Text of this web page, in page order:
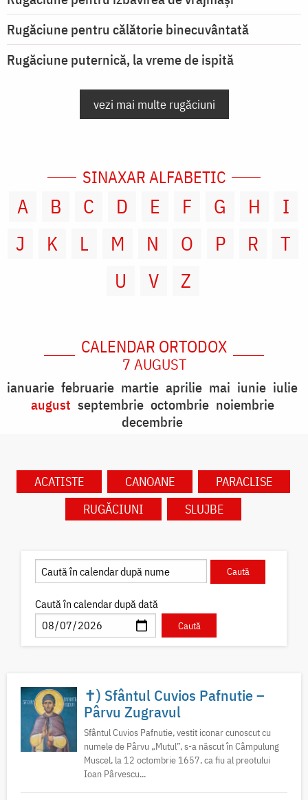
Rugăciune pentru călătorie binecuvântată
Rugăciune puternică, la vreme de ispită
vezi mai multe rugăciuni
SINAXAR ALFABETIC
A B C D E F G H
I
J
K L M N O P R
T
U
V Z
CALENDAR ORTODOX
7 AUGUST
ianuarie februarie martie aprilie mai iunie iulie
august septembrie octombrie noiembrie
decembrie
ACATISTE CANOANE
PARACLISE
RUGĂCIUNI
SLUJBE
Caută în calendar după dată
✝) Sfântul Cuvios Pafnutie –
Pârvu Zugravul
Sfântul Cuvios Pafnutie, vestit iconar cunoscut cu
numele de Pârvu „Mutul”, s-a născut în Câmpulung
Muscel, la 12 octombrie 1657, ca fiu al preotului
Ioan Pârvescu...